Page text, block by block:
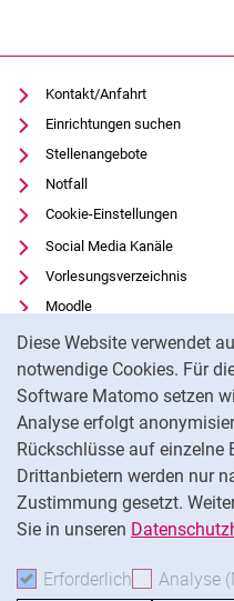
Diese Website verwendet
notwendige Cookies. Für
Software Matomo setzen
Analyse erfolgt
Rückschlüsse auf einzelne
Drittanbietern werden nur
Zustimmung gesetzt.
Sie in unseren
Erforderlich Analyse
Kontakt/Anfahrt
Einrichtungen suchen
Stellenangebote
Notfall
Cookie-Einstellungen
Social Media Kanäle
Vorlesungsverzeichnis
Moodle
Panopto
Universitätsbibliothek
Datenschutz
Barrierefreiheit
Transparenter KI-Einsatz